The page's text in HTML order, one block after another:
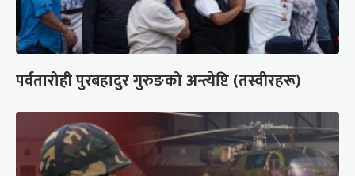
पर्वतारोही पुरबहादुर गुरुङको अन्त्येष्टि (तस्वीरहरू)